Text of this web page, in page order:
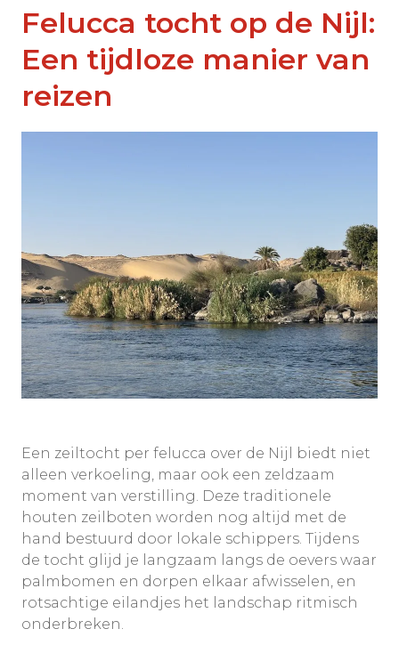
Felucca tocht op de Nijl:
Een tijdloze manier van
reizen
Een zeiltocht per felucca over de Nijl biedt niet
alleen verkoeling, maar ook een zeldzaam
moment van verstilling. Deze traditionele
houten zeilboten worden nog altijd met de
hand bestuurd door lokale schippers. Tijdens
de tocht glijd je langzaam langs de oevers waar
palmbomen en dorpen elkaar afwisselen, en
rotsachtige eilandjes het landschap ritmisch
onderbreken.